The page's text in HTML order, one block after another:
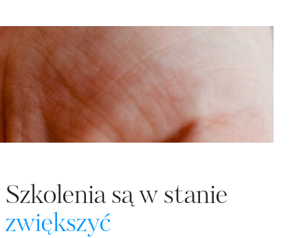
Szkolenia są w stanie
zwiększyć